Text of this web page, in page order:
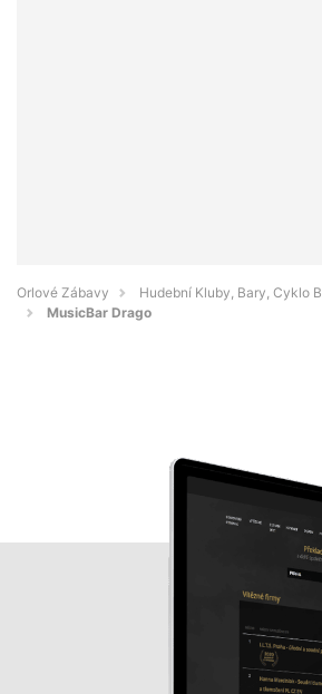
Orlové Zábavy
Hudební Kluby, Bary, Cyklo
MusicBar Drago